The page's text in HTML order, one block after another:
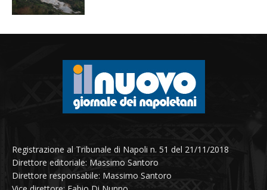
Registrazione al Tribunale di Napoli n. 51 del 21/11/2018
Direttore editoriale: Massimo Santoro
Direttore responsabile: Massimo Santoro